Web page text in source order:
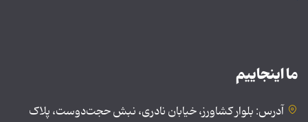
ما اینجاییم
آدرس: بلوار کشاورز، خیابان نادری، نبش حجت‌دوست، پلاک